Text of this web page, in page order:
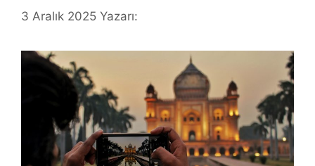
3 Aralık 2025 Yazarı: